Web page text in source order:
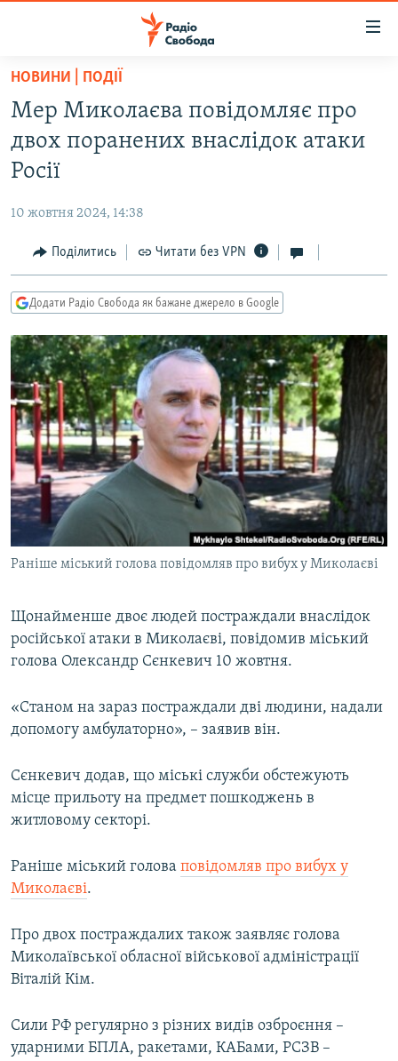
Перейти
основного
матеріалу
Перейти
до
основної
Перейти
до
пошуку
ВСЕ ЗА ДОБУ
СТАТТІ
СУСПІЛЬСТВО
УКРАЇНА
СВІТ
РОСІЙСЬКА «ФІЛЬТРАЦІЯ»
ДОНБАС.РЕАЛІЇ
ТИ ЯК?
СХЕМИ
КИТАЙ.ВИКЛИКИ
МУЛЬТИМЕДІА
ФОТО
СПЕЦПРОЄКТИ
ПОДКАСТИ
КРИМ РЕАЛІЇ
УКР
КТАТ
Усі сайти RFE/RL
НОВИНИ | ПОДІЇ
Мер Миколаєва повідомляє про
двох поранених внаслідок атаки
Росії
10 жовтня 2024, 14:38
Поділитись Читати без VPN
Додати Радіо Свобода як бажане джерело в Google
Раніше міський голова повідомляв про вибух у Миколаєві
Щонайменше двоє людей постраждали внаслідок
російської атаки в Миколаєві, повідомив міський
голова Олександр Сєнкевич 10 жовтня.
«Станом на зараз постраждали дві людини, надали
допомогу амбулаторно», – заявив він.
Сєнкевич додав, що міські служби обстежують
місце прильоту на предмет пошкоджень в
житловому секторі.
Раніше міський голова повідомляв про вибух у
Миколаєві.
Про двох постраждалих також заявляє голова
Миколаївської обласної військової адміністрації
Віталій Кім.
Сили РФ регулярно з різних видів озброєння –
ударними БПЛА, ракетами, КАБами, РСЗВ –